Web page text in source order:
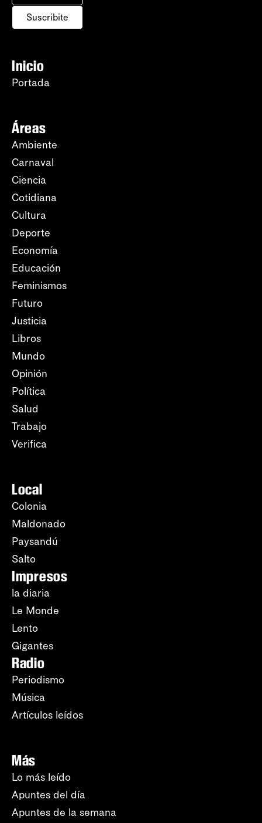
Suscribite
Inicio
Portada
Áreas
Ambiente
Carnaval
Ciencia
Cotidiana
Cultura
Deporte
Economía
Educación
Feminismos
Futuro
Justicia
Libros
Mundo
Opinión
Política
Salud
Trabajo
Verifica
Local
Colonia
Maldonado
Paysandú
Salto
Impresos
la diaria
Le Monde
Lento
Gigantes
Radio
Periodismo
Música
Artículos leídos
Más
Lo más leído
Apuntes del día
Apuntes de la semana